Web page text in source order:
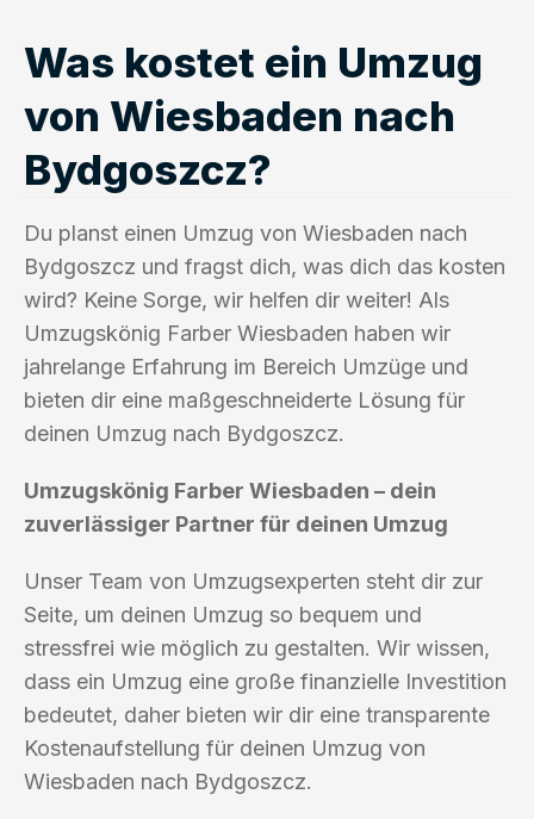
Was kostet ein Umzug
von Wiesbaden nach
Bydgoszcz?
Du planst einen Umzug von Wiesbaden nach
Bydgoszcz und fragst dich, was dich das kosten
wird? Keine Sorge, wir helfen dir weiter! Als
Umzugskönig Farber Wiesbaden haben wir
jahrelange Erfahrung im Bereich Umzüge und
bieten dir eine maßgeschneiderte Lösung für
deinen Umzug nach Bydgoszcz.
Umzugskönig Farber Wiesbaden – dein
zuverlässiger Partner für deinen Umzug
Unser Team von Umzugsexperten steht dir zur
Seite, um deinen Umzug so bequem und
stressfrei wie möglich zu gestalten. Wir wissen,
dass ein Umzug eine große finanzielle Investition
bedeutet, daher bieten wir dir eine transparente
Kostenaufstellung für deinen Umzug von
Wiesbaden nach Bydgoszcz.